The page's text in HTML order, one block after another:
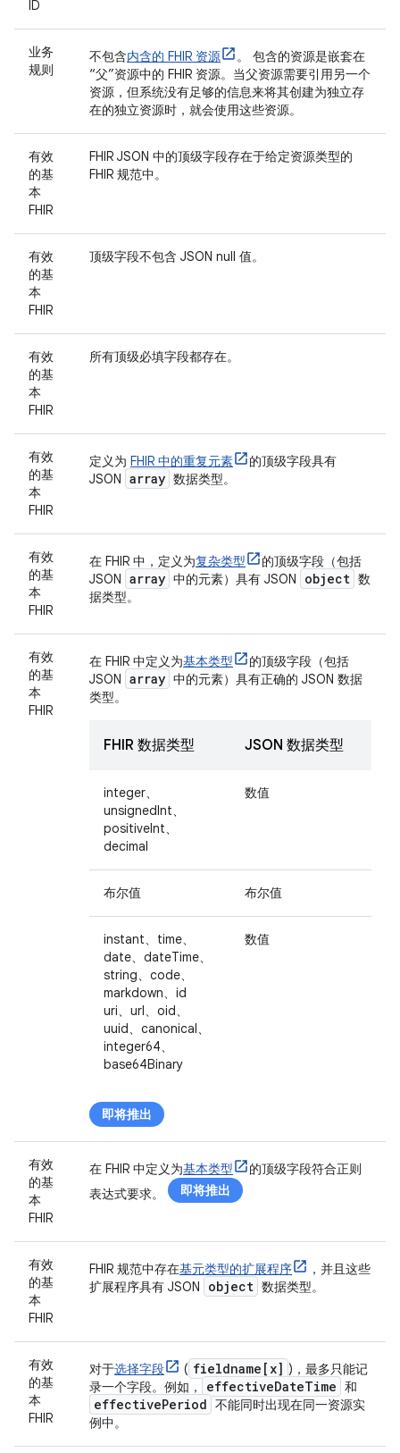
ID
业务
规则
不包含内含的 FHIR 资源
。 包含的资源是嵌套在
“父”资源中的 FHIR 资源。当父资源需要引用另一个
资源，但系统没有足够的信息来将其创建为独立存
在的独立资源时，就会使用这些资源。
有效
的基
本
FHIR
FHIR JSON 中的顶级字段存在于给定资源类型的
FHIR 规范中。
有效
的基
本
FHIR
顶级字段不包含 JSON null 值。
有效
的基
本
FHIR
所有顶级必填字段都存在。
有效
的基
本
FHIR
定义为 FHIR 中的重复元素
的顶级字段具有
JSON array 数据类型。
有效
的基
本
FHIR
在 FHIR 中，定义为复杂类型
的顶级字段（包括
JSON array 中的元素）具有 JSON object 数
据类型。
有效
的基
本
FHIR
在 FHIR 中定义为基本类型
的顶级字段（包括
JSON array 中的元素）具有正确的 JSON 数据
类型。
FHIR 数据类型 JSON 数据类型
integer、
unsignedInt、
positiveInt、
decimal
数值
布尔值 布尔值
instant、time、
date、dateTime、
string、code、
markdown、id
uri、url、oid、
uuid、canonical、
integer64、
base64Binary
数值
即将推出
有效
的基
本
FHIR
在 FHIR 中定义为基本类型
的顶级字段符合正则
表达式要求。
即将推出
有效
的基
本
FHIR
FHIR 规范中存在基元类型的扩展程序
，并且这些
扩展程序具有 JSON
object 数据类型。
有效
的基
本
FHIR
对于选择字段 ( fieldname[x] )，最多只能记
录一个字段。例如，
effectiveDateTime 和
effectivePeriod 不能同时出现在同一资源实
例中。